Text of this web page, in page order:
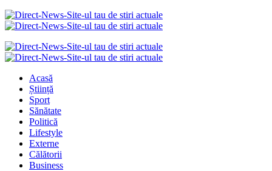
Acasă
Știință
Sport
Sănătate
Politică
Lifestyle
Externe
Călătorii
Business